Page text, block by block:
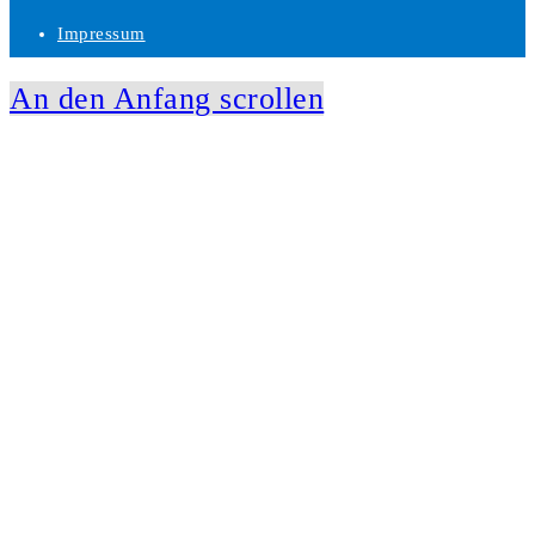
Impressum
An den Anfang scrollen